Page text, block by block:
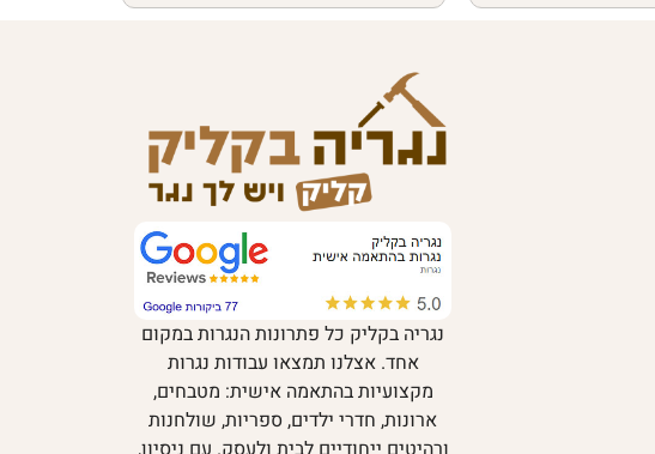
נגריה בקליק כל פתרונות הנגרות במקום
אחד. אצלנו תמצאו עבודות נגרות
מקצועיות בהתאמה אישית: מטבחים,
ארונות, חדרי ילדים, ספריות, שולחנות